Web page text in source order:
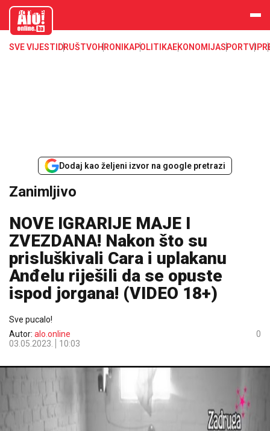
aloonline.b
SVE VIJESTI DRUŠTVOHRONIKAPOLITIKAEKONOMIJASPORTVIP
Dodaj kao željeni izvor na google pretrazi
Zanimljivo
NOVE IGRARIJE MAJE I
ZVEZDANA! Nakon što su
prisluškivali Cara i uplakanu
Anđelu riješili da se opuste
ispod jorgana! (VIDEO 18+)
Sve pucalo!
Autor: alo.online
03.05.2023.
10:03
0